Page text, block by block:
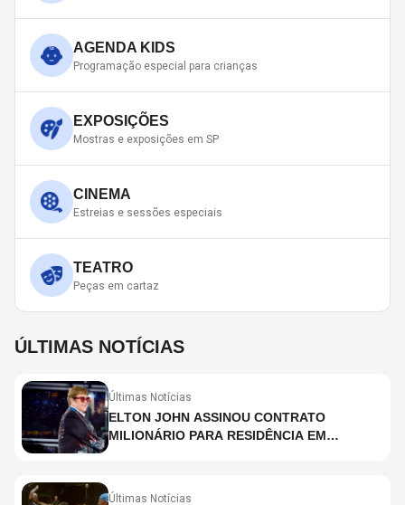
AGENDA KIDS
Programação especial para crianças
EXPOSIÇÕES
Mostras e exposições em SP
CINEMA
Estreias e sessões especiais
TEATRO
Peças em cartaz
ÚLTIMAS NOTÍCIAS
Últimas Notícias
ELTON JOHN ASSINOU CONTRATO
MILIONÁRIO PARA RESIDÊNCIA EM
Últimas Notícias